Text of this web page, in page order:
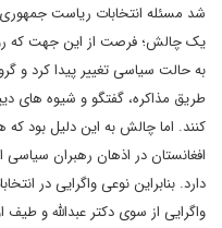
شد مسئله انتخابات ریاست
یک چالش؛ فرصت از این جهت که
به حالت سیاسی تغییر پیدا کرد و
طریق مذاکره، گفتگو و شیوه های
کنند. اما چالش به این دلیل بود
افغانستان در اذهان رهبران
دارد. بنابراین نوعی واگرایی در
واگرایی از سوی دکتر عبدالله و